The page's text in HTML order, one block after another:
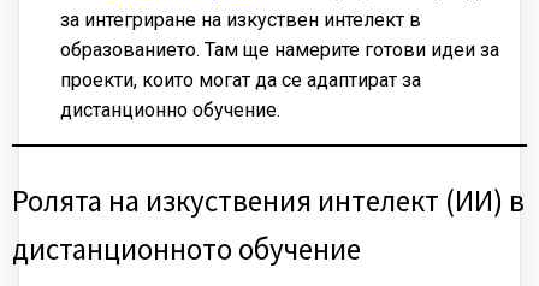
за интегриране на изкуствен интелект в
образованието. Там ще намерите готови идеи за
проекти, които могат да се адаптират за
дистанционно обучение.
Ролята на изкуствения интелект (ИИ) в
дистанционното обучение